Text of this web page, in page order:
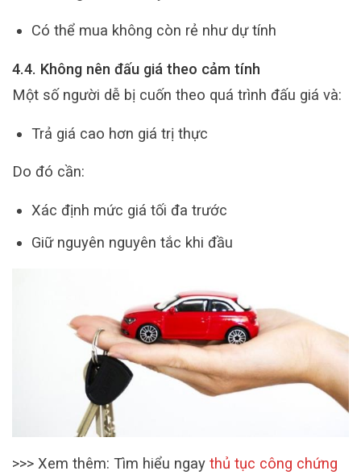
Có thể mua không còn rẻ như dự tính
4.4. Không nên đấu giá theo cảm tính
Một số người dễ bị cuốn theo quá trình đấu giá và:
Trả giá cao hơn giá trị thực
Do đó cần:
Xác định mức giá tối đa trước
Giữ nguyên nguyên tắc khi đầu
>>> Xem thêm: Tìm hiểu ngay thủ tục công chứng